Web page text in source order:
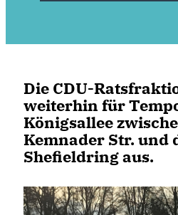
Die CDU-
weiterhin für
Königsallee
Kemnader Str. und
Shefieldring aus.